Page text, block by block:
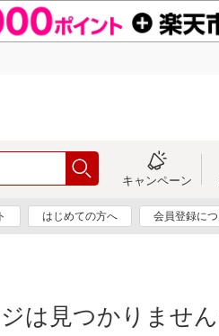
キャンペーン
はじめての方へ 会員登録に
は見つかりません